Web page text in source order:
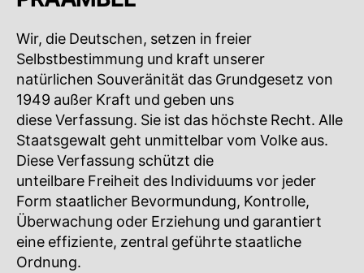
Wir, die Deutschen, setzen in freier
Selbstbestimmung und kraft unserer
natürlichen Souveränität das Grundgesetz von
1949 außer Kraft und geben uns
diese Verfassung. Sie ist das höchste Recht. Alle
Staatsgewalt geht unmittelbar vom Volke aus.
Diese Verfassung schützt die
unteilbare Freiheit des Individuums vor jeder
Form staatlicher Bevormundung, Kontrolle,
Überwachung oder Erziehung und garantiert
eine effiziente, zentral geführte staatliche
Ordnung.